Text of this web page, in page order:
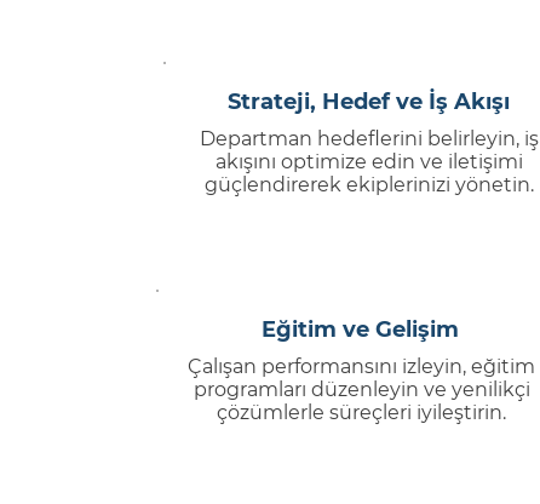
Strateji, Hedef ve İş Akışı
Departman hedeflerini belirleyin, iş
akışını optimize edin ve iletişimi
güçlendirerek ekiplerinizi yönetin.
Eğitim ve Gelişim
Çalışan performansını izleyin, eğitim
programları düzenleyin ve yenilikçi
çözümlerle süreçleri iyileştirin.